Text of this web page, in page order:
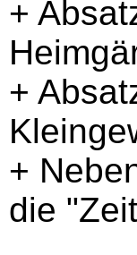
+
+
+
die